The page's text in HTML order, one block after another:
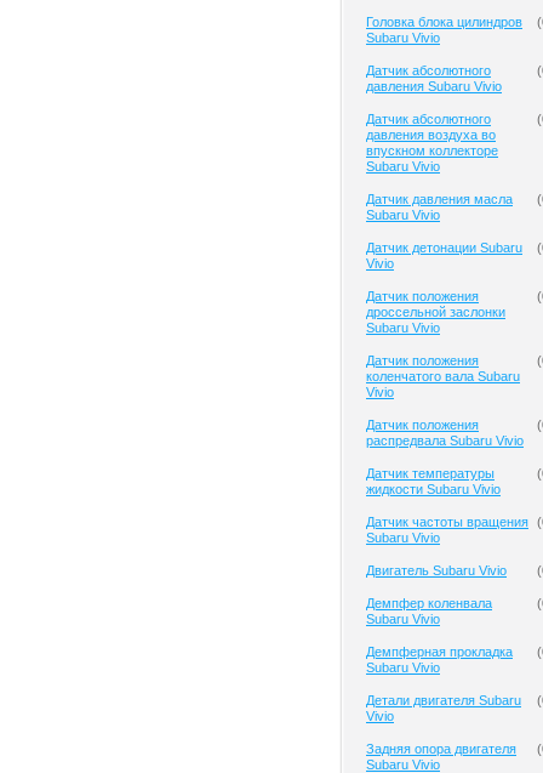
Головка блока цилиндров
Subaru Vivio
(
Датчик абсолютного
давления Subaru Vivio
(
Датчик абсолютного
давления воздуха во
впускном коллекторе
Subaru Vivio
(
Датчик давления масла
Subaru Vivio
(
Датчик детонации Subaru
Vivio
(
Датчик положения
дроссельной заслонки
Subaru Vivio
(
Датчик положения
коленчатого вала Subaru
Vivio
(
Датчик положения
распредвала Subaru Vivio
(
Датчик температуры
жидкости Subaru Vivio
(
Датчик частоты вращения
Subaru Vivio
(
Двигатель Subaru Vivio (
Демпфер коленвала
Subaru Vivio
(
Демпферная прокладка
Subaru Vivio
(
Детали двигателя Subaru
Vivio
(
Задняя опора двигателя
Subaru Vivio
(